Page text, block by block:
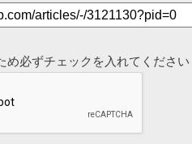
め必ずチェックを入れてください